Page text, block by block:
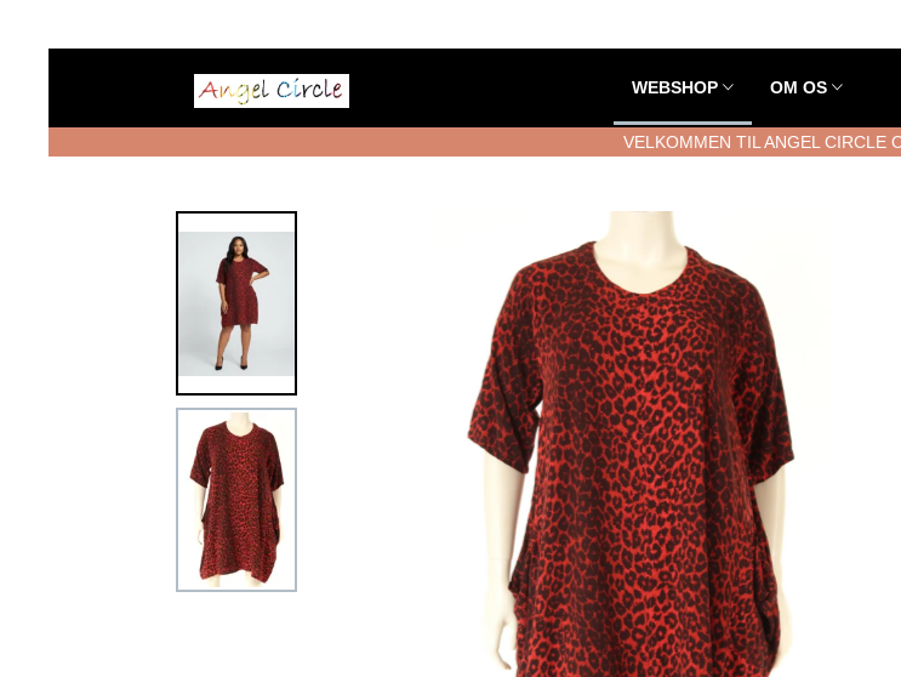
WEBSHOP OM OS
VELKOMMEN TIL ANGEL CIRCLE